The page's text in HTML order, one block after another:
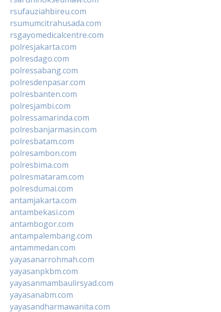
rsufauziahbireu.com
rsumumcitrahusada.com
rsgayomedicalcentre.com
polresjakarta.com
polresdago.com
polressabang.com
polresdenpasar.com
polresbanten.com
polresjambi.com
polressamarinda.com
polresbanjarmasin.com
polresbatam.com
polresambon.com
polresbima.com
polresmataram.com
polresdumai.com
antamjakarta.com
antambekasi.com
antambogor.com
antampalembang.com
antammedan.com
yayasanarrohmah.com
yayasanpkbm.com
yayasanmambaulirsyad.com
yayasanabm.com
yayasandharmawanita.com